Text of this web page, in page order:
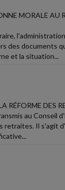
MORALE AU
des documents
et la situation...
RÉFORME DES
au Conseil
retraites. Il s'agit